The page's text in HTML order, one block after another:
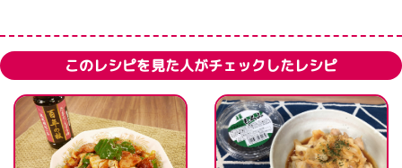
このレシピを見た人がチェックしたレシピ